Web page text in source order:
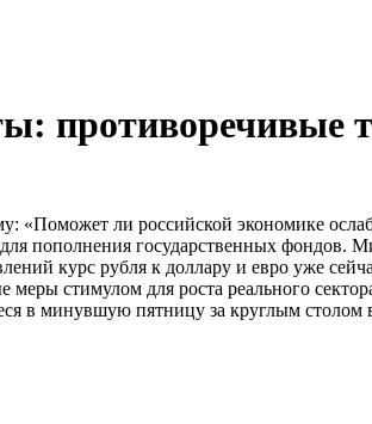
противоречивые
ли российской экономике
пополнения государственных фондов.
курс рубля к доллару и евро уже
стимулом для роста реального
в минувшую пятницу за круглым